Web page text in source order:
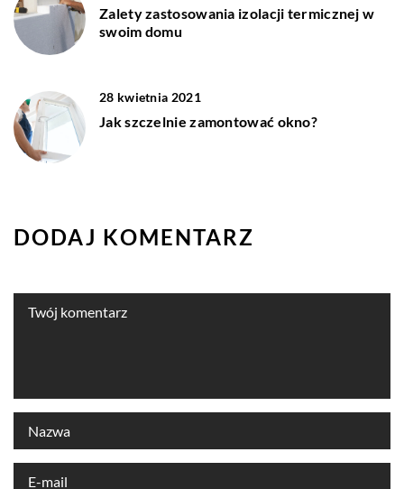
Zalety zastosowania izolacji termicznej w
swoim domu
28 kwietnia 2021
Jak szczelnie zamontować okno?
DODAJ KOMENTARZ